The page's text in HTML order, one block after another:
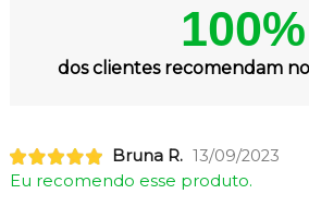
100%
dos clientes recomendam
Bruna R. 13/09/2023
Eu recomendo esse produto.